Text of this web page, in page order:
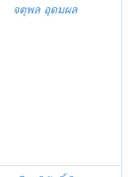
จตุพล อุดมผล